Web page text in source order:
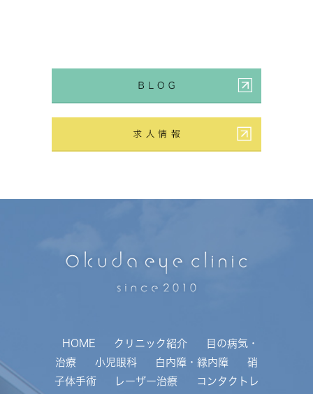
HOME クリニック紹介
目の病気・
治療
小児眼科 白内障・緑内障
硝
子体手術
レーザー治療
コンタクトレ